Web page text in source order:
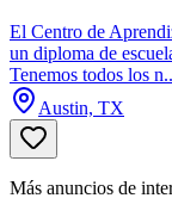
El Centro de
un diploma de
Tenemos todos los
Austin, TX
Más anuncios de